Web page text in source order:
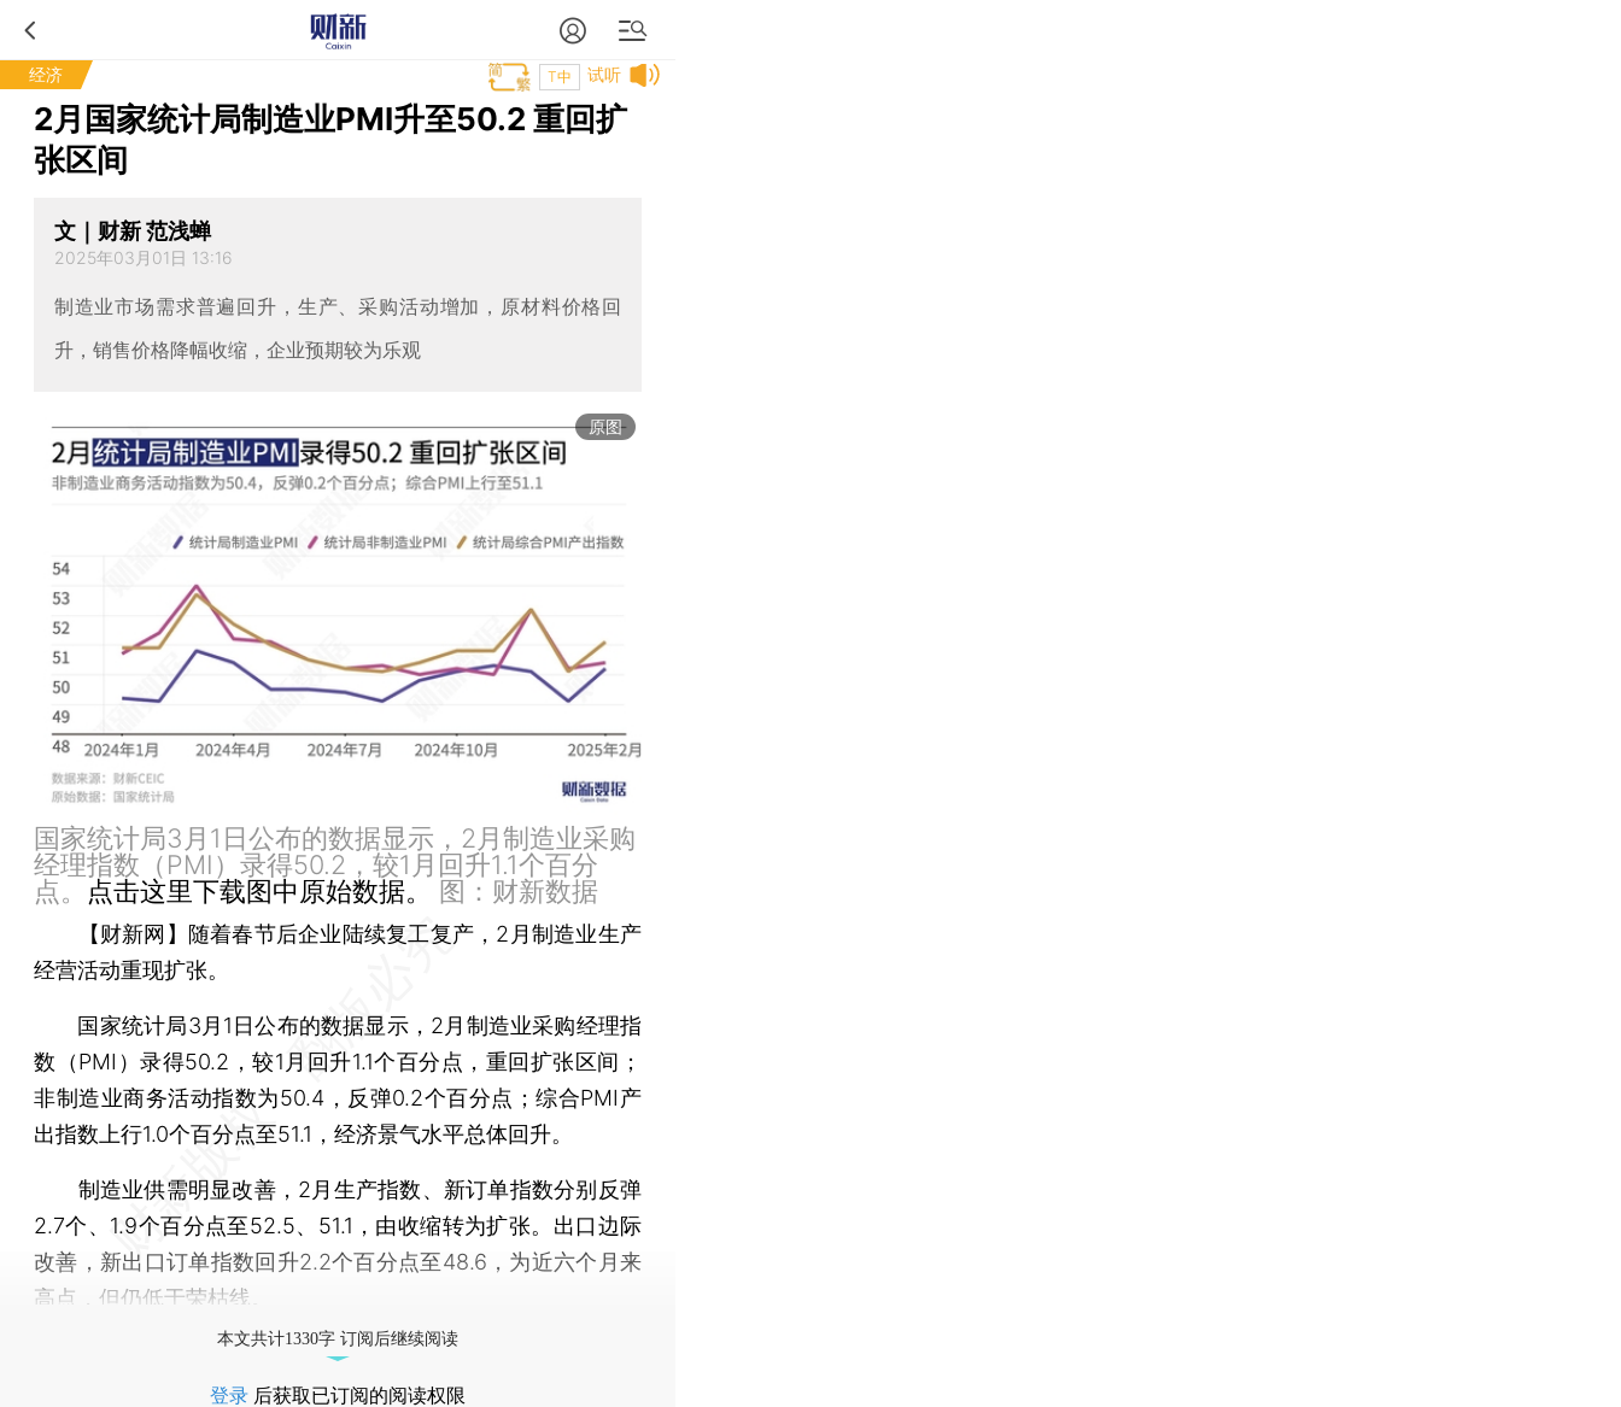
经济 试听
T中
2月国家统计局制造业PMI升至50.2 重回扩
张区间
文｜财新 范浅蝉
2025年03月01日 13:16
制造业市场需求普遍回升，生产、采购活动增加，原材料价格回
升，销售价格降幅收缩，企业预期较为乐观
原图
国家统计局3月1日公布的数据显示，2月制造业采购
经理指数（PMI）录得50.2，较1月回升1.1个百分
点。
点击这里下载图中原始数据。 图：财新数据
【财新网】 随着春节后企业陆续复工复产，2月制造业生产
经营活动重现扩张。
国家统计局3月1日公布的数据显示，2月制造业采购经理指
数（PMI）录得50.2，较1月回升1.1个百分点，重回扩张区间；
非制造业商务活动指数为50.4，反弹0.2个百分点；综合PMI产
出指数上行1.0个百分点至51.1，经济景气水平总体回升。
制造业供需明显改善，2月生产指数、新订单指数分别反弹
2.7个、1.9个百分点至52.5、51.1，由收缩转为扩张。出口边际
改善，新出口订单指数回升2.2个百分点至48.6，为近六个月来
高点，但仍低于荣枯线。
本文共计1330字 订阅后继续阅读
登录 后获取已订阅的阅读权限